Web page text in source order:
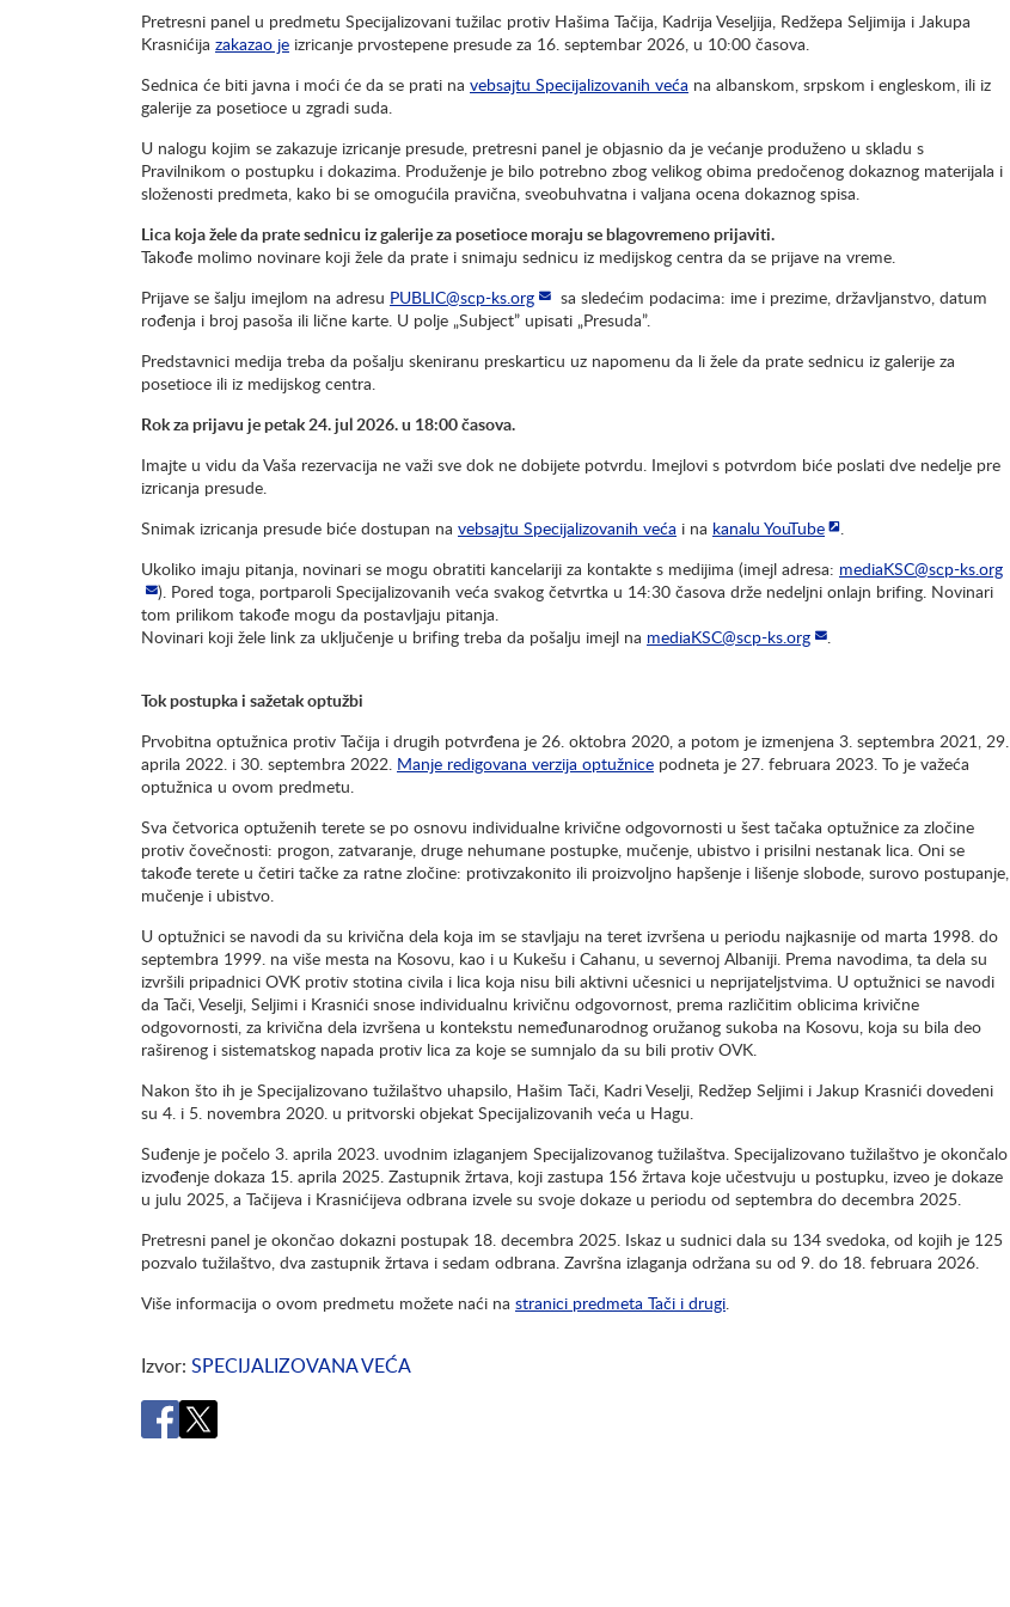
Pretresni panel u predmetu Specijalizovani tužilac protiv Hašima Tačija, Kadrija Veseljija, Redžepa Seljimija i Jakupa
Krasnićija zakazao je izricanje prvostepene presude za 16. septembar 2026, u 10:00 časova.
Sednica će biti javna i moći će da se prati na vebsajtu Specijalizovanih veća na albanskom, srpskom i engleskom, ili iz
galerije za posetioce u zgradi suda.
U nalogu kojim se zakazuje izricanje presude, pretresni panel je objasnio da je većanje produženo u skladu s
Pravilnikom o postupku i dokazima. Produženje je bilo potrebno zbog velikog obima predočenog dokaznog materijala i
složenosti predmeta, kako bi se omogućila pravična, sveobuhvatna i valjana ocena dokaznog spisa.
Lica koja žele da prate sednicu iz galerije za posetioce moraju se blagovremeno prijaviti.
Takođe molimo novinare koji žele da prate i snimaju sednicu iz medijskog centra da se prijave na vreme.
Prijave se šalju imejlom na adresu PUBLIC@scp-ks.org
sa sledećim podacima: ime i prezime, državljanstvo, datum
rođenja i broj pasoša ili lične karte. U polje „Subject” upisati „Presuda”.
Predstavnici medija treba da pošalju skeniranu preskarticu uz napomenu da li žele da prate sednicu iz galerije za
posetioce ili iz medijskog centra.
Rok za prijavu je petak 24. jul 2026. u 18:00 časova.
Imajte u vidu da Vaša rezervacija ne važi sve dok ne dobijete potvrdu. Imejlovi s potvrdom biće poslati dve nedelje pre
izricanja presude.
Snimak izricanja presude biće dostupan na vebsajtu Specijalizovanih veća i na kanalu YouTube
.
Ukoliko imaju pitanja, novinari se mogu obratiti kancelariji za kontakte s medijima (imejl adresa: mediaKSC@scp-ks.org
). Pored toga, portparoli Specijalizovanih veća svakog četvrtka u 14:30 časova drže nedeljni onlajn brifing. Novinari
tom prilikom takođe mogu da postavljaju pitanja.
Novinari koji žele link za uključenje u brifing treba da pošalju imejl na mediaKSC@scp-ks.org .
Tok postupka i sažetak optužbi
Prvobitna optužnica protiv Tačija i drugih potvrđena je 26. oktobra 2020, a potom je izmenjena 3. septembra 2021, 29.
aprila 2022. i 30. septembra 2022. Manje redigovana verzija optužnice podneta je 27. februara 2023. To je važeća
optužnica u ovom predmetu.
Sva četvorica optuženih terete se po osnovu individualne krivične odgovornosti u šest tačaka optužnice za zločine
protiv čovečnosti: progon, zatvaranje, druge nehumane postupke, mučenje, ubistvo i prisilni nestanak lica. Oni se
takođe terete u četiri tačke za ratne zločine: protivzakonito ili proizvoljno hapšenje i lišenje slobode, surovo postupanje,
mučenje i ubistvo.
U optužnici se navodi da su krivična dela koja im se stavljaju na teret izvršena u periodu najkasnije od marta 1998. do
septembra 1999. na više mesta na Kosovu, kao i u Kukešu i Cahanu, u severnoj Albaniji. Prema navodima, ta dela su
izvršili pripadnici OVK protiv stotina civila i lica koja nisu bili aktivni učesnici u neprijateljstvima. U optužnici se navodi
da Tači, Veselji, Seljimi i Krasnići snose individualnu krivičnu odgovornost, prema različitim oblicima krivične
odgovornosti, za krivična dela izvršena u kontekstu nemeđunarodnog oružanog sukoba na Kosovu, koja su bila deo
raširenog i sistematskog napada protiv lica za koje se sumnjalo da su bili protiv OVK.
Nakon što ih je Specijalizovano tužilaštvo uhapsilo, Hašim Tači, Kadri Veselji, Redžep Seljimi i Jakup Krasnići dovedeni
su 4. i 5. novembra 2020. u pritvorski objekat Specijalizovanih veća u Hagu.
Suđenje je počelo 3. aprila 2023. uvodnim izlaganjem Specijalizovanog tužilaštva. Specijalizovano tužilaštvo je okončalo
izvođenje dokaza 15. aprila 2025. Zastupnik žrtava, koji zastupa 156 žrtava koje učestvuju u postupku, izveo je dokaze
u julu 2025, a Tačijeva i Krasnićijeva odbrana izvele su svoje dokaze u periodu od septembra do decembra 2025.
Pretresni panel je okončao dokazni postupak 18. decembra 2025. Iskaz u sudnici dala su 134 svedoka, od kojih je 125
pozvalo tužilaštvo, dva zastupnik žrtava i sedam odbrana. Završna izlaganja održana su od 9. do 18. februara 2026.
Više informacija o ovom predmetu možete naći na stranici predmeta Tači i drugi.
Izvor SPECIJALIZOVANA VEĆA